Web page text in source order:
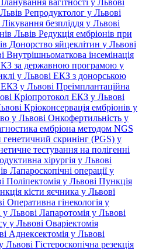
Планування вагітності у Львові
Репродуктолог у Львові
Лікування безпліддя у Львові
Львів Редукція ембріонів при
Донорство яйцеклітин у Львові
Внутрішньоматкова інсемінація
за державною програмою у
у Львові ЕКЗ з донорською
у Львові Преімплантаційна
Кріопротокол ЕКЗ у Львові
Кріоконсервація ембріонів у
у Львові Онкофертильність у
ембріона методом NGS
скринінг (PGS) у
тестування на полігенні
хірургія у Львові
Лапароскопічні операції у
Поліпектомія у Львові Пункція
кісти яєчника у Львові
Оперативна гінекологія у
Львові Лапаротомія у Львові
у Львові Оваріектомія
Аднексектомія у Львові
Львові Гістероскопічна резекція